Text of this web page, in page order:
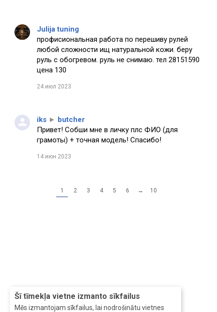
Šī tīmekļa vietne izmanto sīkfailus
Mēs izmantojam sīkfailus, lai nodrošinātu vietnes
Julija tuning
профисиональная работа по перешиву рулей
любой сложности ищ натуральной кожи. беру
руль с обогревом. руль не снимаю. тел 28151590
цена 130
24 июл 2023
iks ► butcher
Привет! Собши мне в личку плс ФИО (для
грамоты) + точная модель! Спасибо!
14 июн 2023
1 2 3 4 5 6 → 10